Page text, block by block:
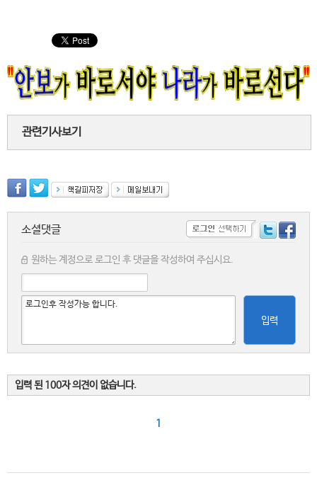
관련기사보기
소셜댓글
원하는 계정으로 로그인 후 댓글을 작성하여 주십시요.
입력
입력 된 100자 의견이 없습니다.
1